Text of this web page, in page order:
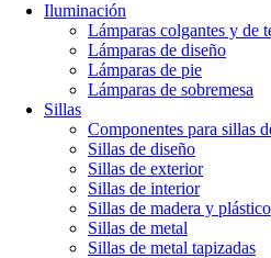
Iluminación
Lámparas colgantes y de
Lámparas de diseño
Lámparas de pie
Lámparas de sobremesa
Sillas
Componentes para sillas
Sillas de diseño
Sillas de exterior
Sillas de interior
Sillas de madera y plástico
Sillas de metal
Sillas de metal tapizadas